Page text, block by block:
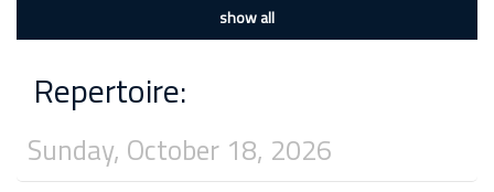
show all
Repertoire:
Sunday, October 18, 2026